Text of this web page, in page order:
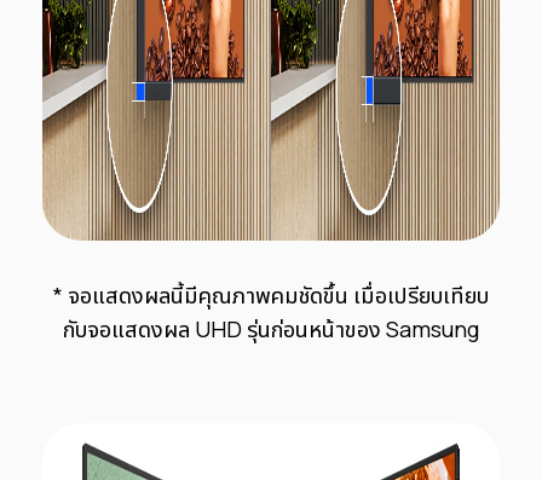
* จอแสดงผลนี้มีคุณภาพคมชัดขึ้น เมื่อเปรียบเทียบ
กับจอแสดงผล UHD รุ่นก่อนหน้าของ Samsung